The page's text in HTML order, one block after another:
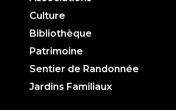
Culture
Bibliothèque
Patrimoine
Sentier de Randonnée
Jardins Familiaux